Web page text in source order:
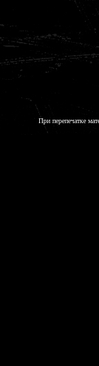
При перепечатке